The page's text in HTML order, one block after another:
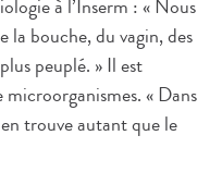
à l’Inserm : « Nous
la bouche, du vagin, des
peuplé. » Il est
« Dans
trouve autant que le